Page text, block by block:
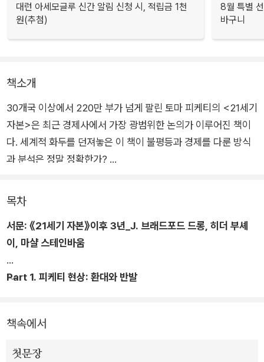
대런 아세모글루 신간 알림 신청 시, 적립금 1천
원(추첨)
8월 특별
바구니
책소개
30개국 이상에서 220만 부가 넘게 팔린 토마 피케티의 <21세기
자본>은 최근 경제사에서 가장 광범위한 논의가 이루어진 책이
다. 세계적 화두를 던져놓은 이 책이 불평등과 경제를 다룬 방식
과 분석은 정말 정확한가?
출간 당시부터 논란이 끊이지 않았던 이 부분에 대해 하버드대학
은 특별 프로젝트를 계획, <21세기 자본>이 제기한 문제를 21개
주제로 나눠 각계 전문가들에게 검증과 평가를 요청했다. 노벨경
제학상 수상자인 폴 크루그먼, 로버트 솔로, 마이클 스펜서를 비
롯한 각 분야 최고의 경제학자와 사회과학자들은 피케티가 논의
의 최전선에 던져놓은 화두를 탐구하며 질문들과 씨름했다.
졌는가? 피케티는 과연 옳았는가? 좀처럼 보기 힘든 시도, 경제
학과 사회과학의 학제 간 연구서인 <애프터 피케티>는 그토록
목차
서문: 《21세기 자본》이후 3년_J. 브래드포드 드롱, 히더 부셰
이, 마샬 스테인바움
Part 1. 피케티 현상: 환대와 반발
책속에서
첫문장